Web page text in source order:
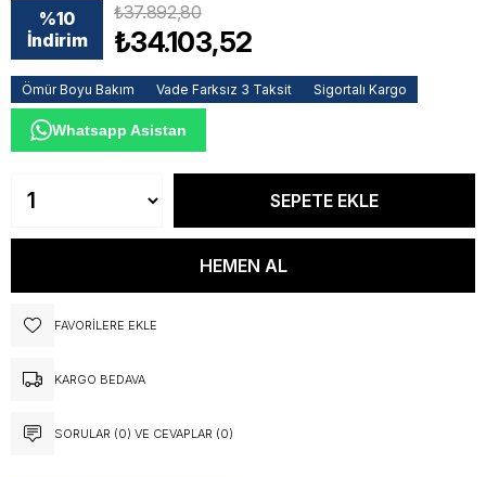
%10
İndirim
₺37.892,80
₺34.103,52
Ömür Boyu Bakım Vade Farksız 3 Taksit Sigortalı Kargo
Whatsapp Asistan
FAVORILERE EKLE
KARGO BEDAVA
SORULAR (0) VE CEVAPLAR (0)